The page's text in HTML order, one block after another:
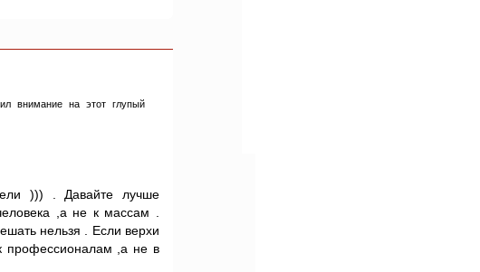
внимание на этот глупый
))) . Давайте лучше
,а не к массам .
нельзя . Если верхи
профессионалам ,а не в